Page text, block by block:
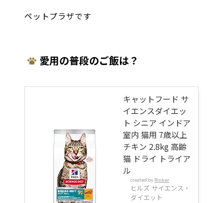
ペットプラザです
愛用の普段のご飯は？
キャットフード サ
イエンスダイエッ
ト シニア インドア
室内 猫用 7歳以上
チキン 2.8kg 高齢
猫 ドライ トライア
ル
created by Rinker
ヒルズ サイエンス・
ダイエット